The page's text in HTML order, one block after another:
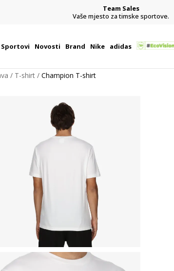
Team Sales
Vaše mjesto za timske sportove.
Sportovi Novosti Brand Nike adidas
T-shirt Champion T-shirt